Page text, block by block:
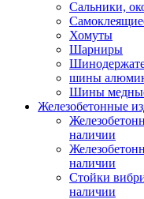
Сальники,
Хомуты
Шарниры
шины
Шины
Железобетонные
наличии
наличии
Стойки
наличии